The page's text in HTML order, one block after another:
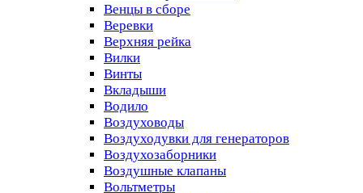
Венцы в сборе
Веревки
Верхняя рейка
Вилки
Винты
Вкладыши
Водило
Воздуховоды
Воздуходувки для генераторов
Воздухозаборники
Воздушные клапаны
Вольтметры